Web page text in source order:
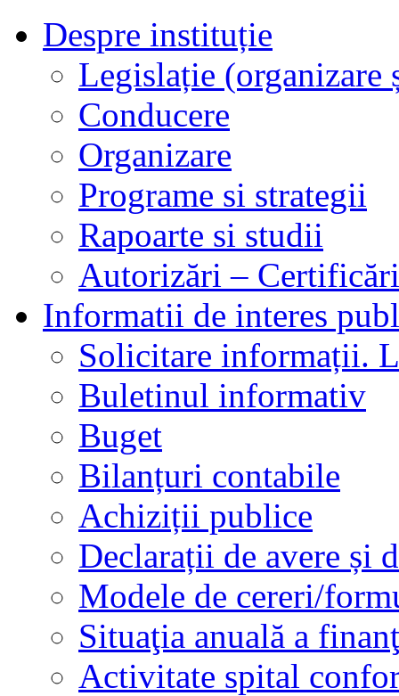
Despre instituție
Legislație
Conducere
Organizare
Programe si strategii
Rapoarte si studii
Autorizări –
Informatii de interes
Solicitare informații.
Buletinul informativ
Buget
Bilanțuri contabile
Achiziții publice
Declarații de avere și
Modele de cereri/
Situaţia anuală a
Activitate spital